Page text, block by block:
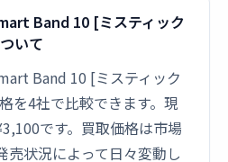
Band 10 [ミスティック
いて
Band 10 [ミスティック
を4社で比較できます。現
です。買取価格は市場
売状況によって日々変動し